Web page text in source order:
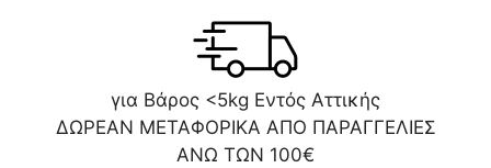
για Βάρος <5kg Εντός Αττικής
ΔΩΡΕΑΝ ΜΕΤΑΦΟΡΙΚΑ ΑΠΟ ΠΑΡΑΓΓΕΛΙΕΣ
ΑΝΩ ΤΩΝ 100€